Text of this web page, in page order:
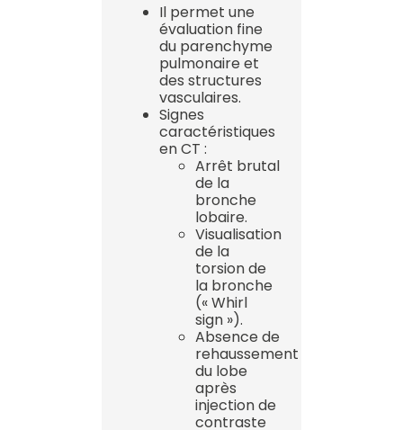
Il permet une
évaluation fine
du parenchyme
pulmonaire et
des structures
vasculaires.
Signes
caractéristiques
en CT :
Arrêt brutal
de la
bronche
lobaire.
Visualisation
de la
torsion de
la bronche
(« Whirl
sign »).
Absence de
rehaussement
du lobe
après
injection de
contraste